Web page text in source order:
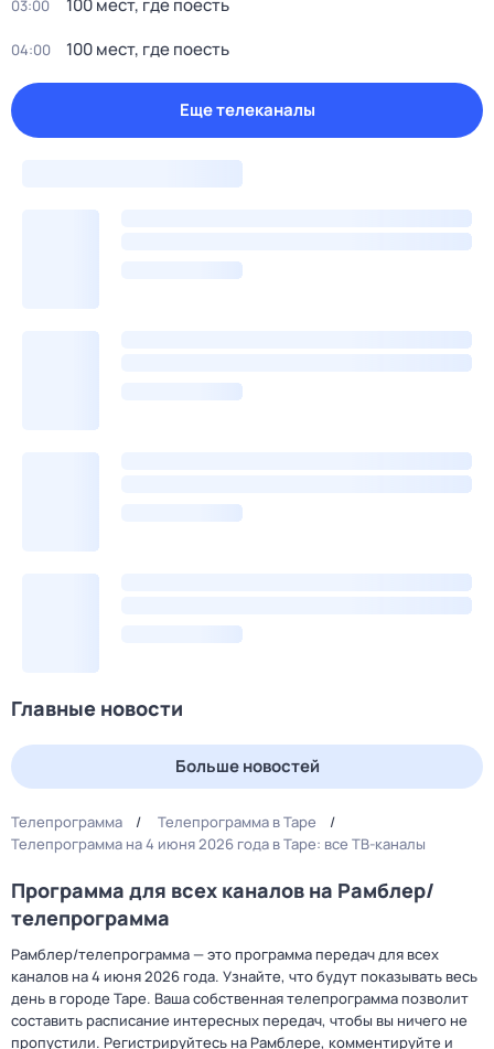
03:00 100 мест, где поесть
04:00 100 мест, где поесть
Еще телеканалы
Главные новости
Больше новостей
Телепрограмма
Телепрограмма в Таре
Телепрограмма на 4 июня 2026 года в Таре: все ТВ-каналы
Программа для всех каналов на Рамблер/
телепрограмма
Рамблер/телепрограмма — это программа передач для всех
каналов на 4 июня 2026 года. Узнайте, что будут показывать весь
день в городе Таре. Ваша собственная телепрограмма позволит
составить расписание интересных передач, чтобы вы ничего не
пропустили. Регистрируйтесь на Рамблере, комментируйте и